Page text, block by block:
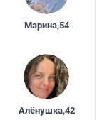
Марина,54
Алёнушка,42